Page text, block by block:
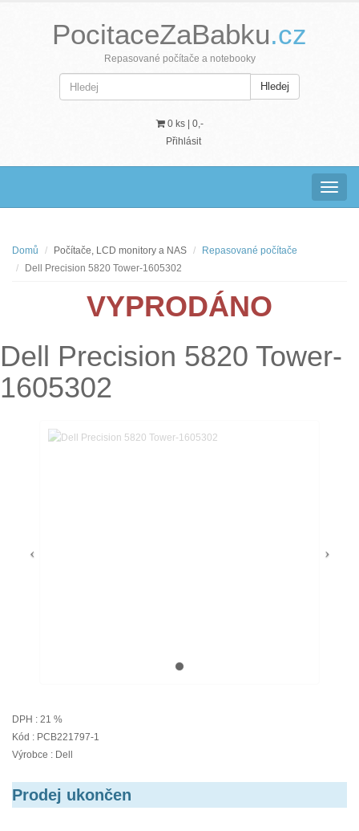
PocitaceZaBabku.cz
Repasované počítače a notebooky
Hledej
0 ks | 0,-
Přihlásit
Domů Počítače, LCD monitory a NAS
Repasované počítače
Dell Precision 5820 Tower-1605302
VYPRODÁNO
Dell Precision 5820 Tower-
1605302
DPH : 21 %
Kód : PCB221797-1
Výrobce : Dell
Prodej ukončen